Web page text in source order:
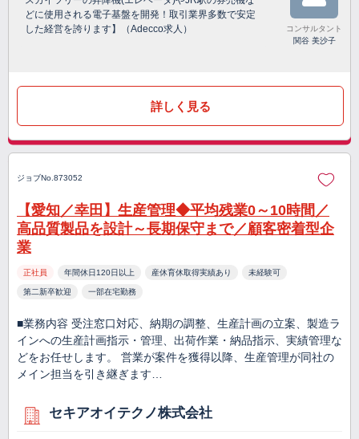
どに使用される電子基盤を開発！取引業界多数で安定
した経営を誇ります】（Adecco求人）
コンサルタント
関谷 美沙子
詳しく見る
ジョブNo.873052
【愛知／幸田】生産管理◆平均残業0～10時間／
高品質製品を設計～長期保守まで／顧客密着型企
業
正社員 年間休日120日以上 産休育休取得実績あり 未経験可
第二新卒歓迎 一部在宅勤務
■業務内容 受注窓口対応、納期の調整、生産計画の立案、製造ラ
インへの生産計画指示・管理、出荷作業・納品指示、実績管理な
どをお任せします。 営業が案件を獲得以降、生産管理が同社の
メイン担当を引き継ぎます…
セキアオイテクノ株式会社